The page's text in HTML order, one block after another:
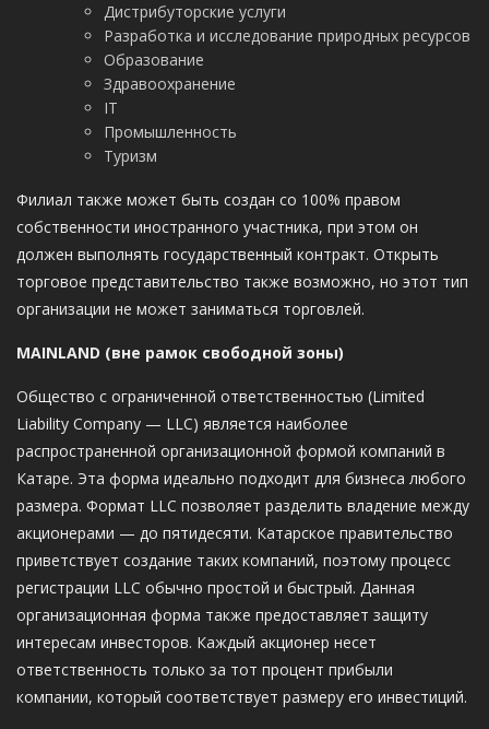
Дистрибуторские услуги
Разработка и исследование природных ресурсов
Образование
Здравоохранение
IT
Промышленность
Туризм
Филиал также может быть создан со 100% правом
собственности иностранного участника, при этом он
должен выполнять государственный контракт. Открыть
торговое представительство также возможно, но этот тип
организации не может заниматься торговлей.
MAINLAND (вне рамок свободной зоны)
Общество с ограниченной ответственностью (Limited
Liability Company — LLC) является наиболее
распространенной организационной формой компаний в
Катаре. Эта форма идеально подходит для бизнеса любого
размера. Формат LLC позволяет разделить владение между
акционерами — до пятидесяти. Катарское правительство
приветствует создание таких компаний, поэтому процесс
регистрации LLC обычно простой и быстрый. Данная
организационная форма также предоставляет защиту
интересам инвесторов. Каждый акционер несет
ответственность только за тот процент прибыли
компании, который соответствует размеру его инвестиций.